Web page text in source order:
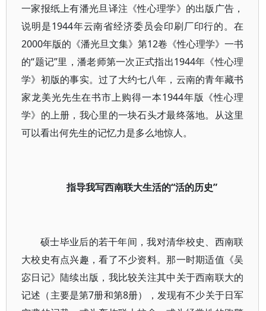
一家报纸上有潘光旦译注《性心理学》的出版广告，
说明是1944年云南省经济委员会印刷厂印行的。在
2000年版的《潘光旦文集》第12卷《性心理学》一书
的“题记”里，潘老师第一次正式指出1944年《性心理
学》初版的事实。过了大约七八年，云南的青年藏书
家龙美光先生在书市上购得一本1944年版《性心理
学》的上册，我心里的一块石头才最终落地。从这里
可以看出何先生的记忆力是多么地惊人。
指导我写西南联大生活的“活的历史”
硕士毕业后的若干年间，我对清华校史、西南联
大校史有点兴趣，看了不少资料。那一时期适值《吴
宓日记》陆续出版，我比较关注其中关于西南联大的
记述（主要是第7册和第8册），发现有不少关于日军